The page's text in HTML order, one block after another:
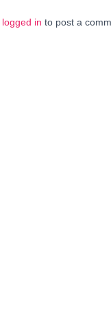
logged in to post a